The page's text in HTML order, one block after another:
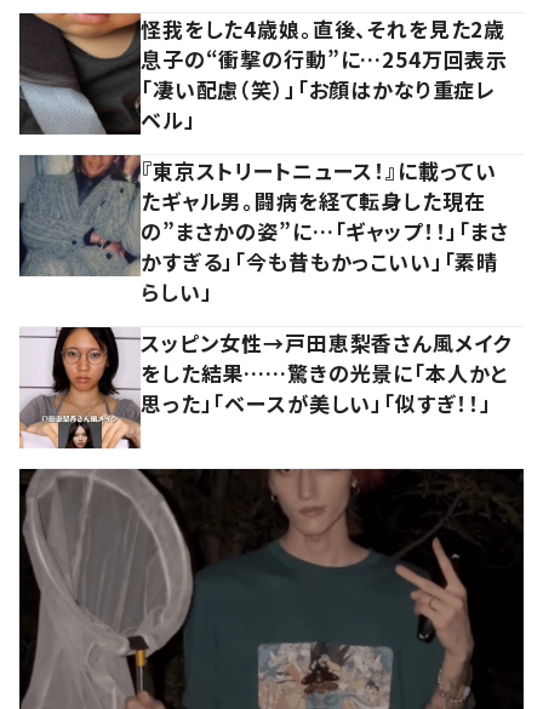
怪我をした4歳娘。直後、それを見た2歳
息子の“衝撃の行動”に…254万回表示
「凄い配慮（笑）」「お顔はかなり重症レ
ベル」
『東京ストリートニュース！』に載ってい
たギャル男。闘病を経て転身した現在
の”まさかの姿”に…「ギャップ！！」「まさ
かすぎる」「今も昔もかっこいい」「素晴
らしい」
スッピン女性→戸田恵梨香さん風メイク
をした結果……驚きの光景に「本人かと
思った」「ベースが美しい」「似すぎ！！」